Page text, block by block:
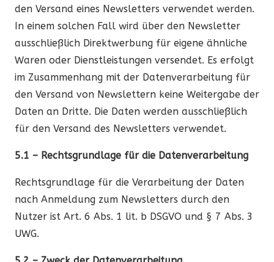
den Versand eines Newsletters verwendet werden.
In einem solchen Fall wird über den Newsletter
ausschließlich Direktwerbung für eigene ähnliche
Waren oder Dienstleistungen versendet. Es erfolgt
im Zusammenhang mit der Datenverarbeitung für
den Versand von Newslettern keine Weitergabe der
Daten an Dritte. Die Daten werden ausschließlich
für den Versand des Newsletters verwendet.
5.1 – Rechtsgrundlage für die Datenverarbeitung
Rechtsgrundlage für die Verarbeitung der Daten
nach Anmeldung zum Newsletters durch den
Nutzer ist Art. 6 Abs. 1 lit. b DSGVO und § 7 Abs. 3
UWG.